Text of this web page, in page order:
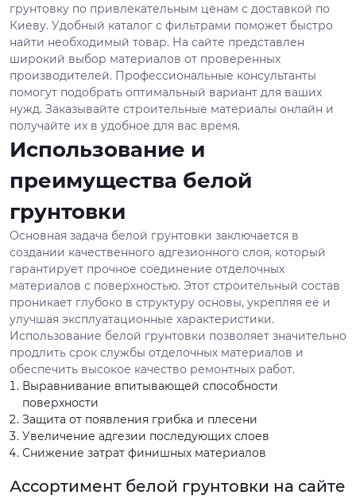
грунтовку по привлекательным ценам с доставкой по
Киеву. Удобный каталог с фильтрами поможет быстро
найти необходимый товар. На сайте представлен
широкий выбор материалов от проверенных
производителей. Профессиональные консультанты
помогут подобрать оптимальный вариант для ваших
нужд. Заказывайте строительные материалы онлайн и
получайте их в удобное для вас время.
Использование и
преимущества белой
грунтовки
Основная задача белой грунтовки заключается в
создании качественного адгезионного слоя, который
гарантирует прочное соединение отделочных
материалов с поверхностью. Этот строительный состав
проникает глубоко в структуру основы, укрепляя её и
улучшая эксплуатационные характеристики.
Использование белой грунтовки позволяет значительно
продлить срок службы отделочных материалов и
обеспечить высокое качество ремонтных работ.
Выравнивание впитывающей способности
поверхности
Защита от появления грибка и плесени
Увеличение адгезии последующих слоев
Снижение затрат финишных материалов
Ассортимент белой грунтовки на сайте